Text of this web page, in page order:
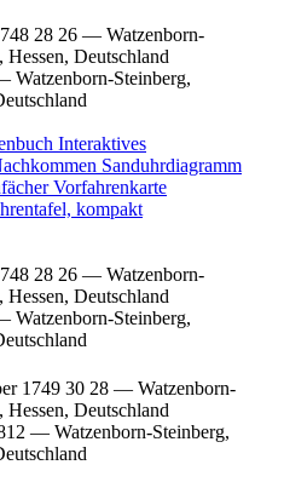
28 26 — Watzenborn-
Hessen, Deutschland
Watzenborn-Steinberg,
Interaktives
Sanduhrdiagramm
Vorfahrenkarte
kompakt
28 26 — Watzenborn-
Hessen, Deutschland
Watzenborn-Steinberg,
1749 30 28 — Watzenborn-
Hessen, Deutschland
— Watzenborn-Steinberg,